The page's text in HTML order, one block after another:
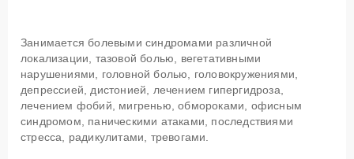
Занимается болевыми синдромами различной
локализации, тазовой болью, вегетативными
нарушениями, головной болью, головокружениями,
депрессией, дистонией, лечением гипергидроза,
лечением фобий, мигренью, обмороками, офисным
синдромом, паническими атаками, последствиями
стресса, радикулитами, тревогами.